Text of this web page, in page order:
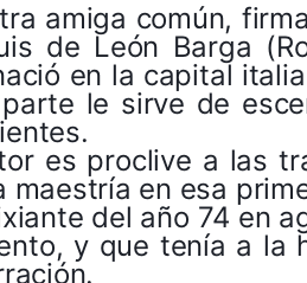
amiga común,
de León Barga
en la capital
le sirve de
.
es proclive a las
maestría en esa
del año 74 en
y que tenía a la